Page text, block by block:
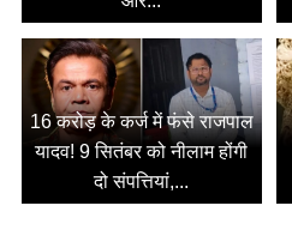
16 करोड़ के कर्ज में फंसे राजपाल
यादव! 9 सितंबर को नीलाम होंगी
दो संपत्तियां,...